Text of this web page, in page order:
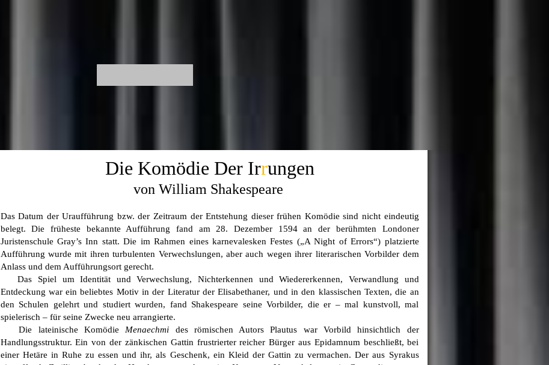
Die Komödie Der Irrungen
von William Shakespeare
Das Datum der Uraufführung bzw. der Zeitraum der Entstehung dieser frühen Komödie sind nicht eindeutig
belegt. Die früheste bekannte Aufführung fand am 28. Dezember 1594 an der berühmten Londoner
Juristenschule Gray’s Inn statt. Die im Rahmen eines karnevalesken Festes („A Night of Errors“) platzierte
Aufführung wurde mit ihren turbulenten Verwechslungen, aber auch wegen ihrer literarischen Vorbilder dem
Anlass und dem Aufführungsort gerecht.
Das Spiel um Identität und Verwechslung, Nichterkennen und Wiedererkennen, Verwandlung und
Entdeckung war ein beliebtes Motiv in der Literatur der Elisabethaner, und in den klassischen Texten, die an
den Schulen gelehrt und studiert wurden, fand Shakespeare seine Vorbilder, die er – mal kunstvoll, mal
spielerisch – für seine Zwecke neu arrangierte.
Die lateinische Komödie Menaechmi des römischen Autors Plautus war Vorbild hinsichtlich der
Handlungsstruktur. Ein von der zänkischen Gattin frustrierter reicher Bürger aus Epidamnum beschließt, bei
einer Hetäre in Ruhe zu essen und ihr, als Geschenk, ein Kleid der Gattin zu vermachen. Der aus Syrakus